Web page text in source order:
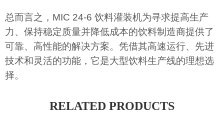
总而言之，MIC 24-6 饮料灌装机为寻求提高生产
力、保持稳定质量并降低成本的饮料制造商提供了
可靠、高性能的解决方案。凭借其高速运行、先进
技术和灵活的功能，它是大型饮料生产线的理想选
择。
RELATED PRODUCTS